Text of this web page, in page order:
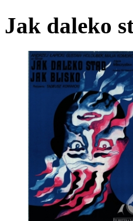
Jak daleko